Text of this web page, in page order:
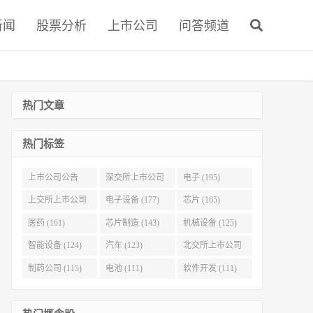
股票分析 上市公司 问答频道
热门文章
热门标签
上市公司公告
(321)
深交所上市公司
(215)
电子 (195)
上交所上市公司
(186)
电子设备 (177) 芯片 (165)
医药 (161) 芯片制造 (143) 机械设备 (125)
智能设备 (124) 汽车 (123) 北交所上市公司
(116)
制药公司 (115) 电池 (111) 软件开发 (111)